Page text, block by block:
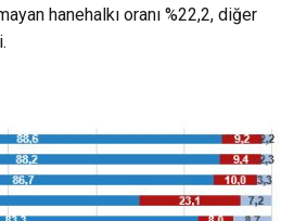
hanehalkı oranı %22,2, diğer